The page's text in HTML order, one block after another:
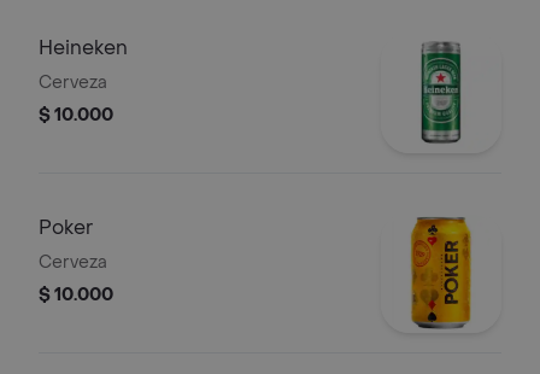
Heineken
Cerveza
$ 10.000
Poker
Cerveza
$ 10.000